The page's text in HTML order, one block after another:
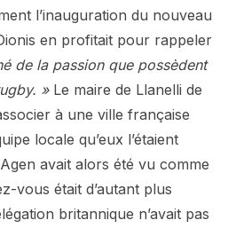
l’inauguration du nouveau
en profitait pour rappeler
de la passion que possèdent
»Le maire de Llanelli de
à une ville française
locale qu’eux l’étaient
avait alors été vu comme
vous était d’autant plus
britannique n’avait pas